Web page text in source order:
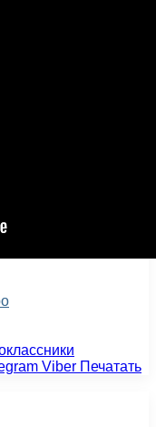
Viber Печатать